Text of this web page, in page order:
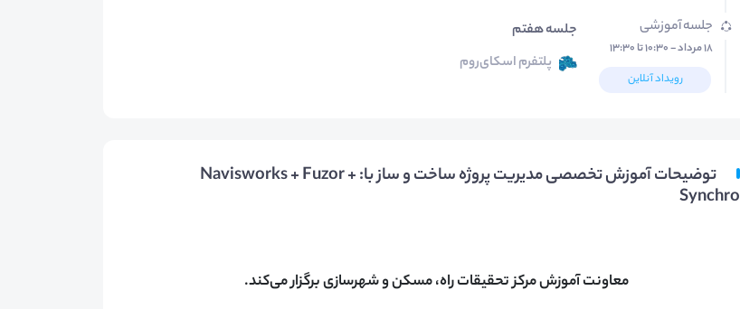
جلسه آموزشی
۱۸ مرداد - ۱۰:۳۰ تا ۱۳:۳۰
رویداد آنلاین
جلسه هفتم
پلتفرم اسکای‌روم
توضیحات آموزش تخصصی مدیریت پروژه ساخت و ساز با: Navisworks + Fuzor +
Synchro
معاونت آموزش مرکز تحقیقات راه، مسکن و شهرسازی برگزار می‌کند.